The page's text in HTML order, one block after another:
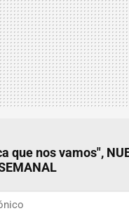
que nos vamos",